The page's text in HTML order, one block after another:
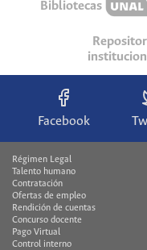
Bibliotecas
Facebook
Régimen Legal
Talento humano
Contratación
Ofertas de empleo
Rendición de cuentas
Concurso docente
Pago Virtual
Control interno